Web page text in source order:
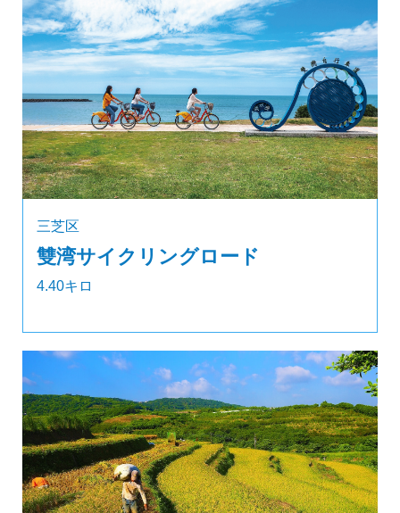
三芝区
雙湾サイクリングロード
4.40キロ